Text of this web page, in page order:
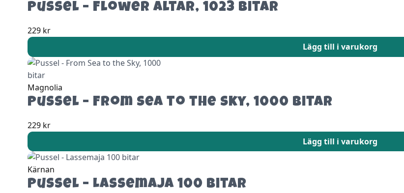
Pussel – Flower Altar, 1023 bitar
229 kr
Lägg till i varukorg
Magnolia
Pussel – From Sea to the Sky, 1000 bitar
229 kr
Lägg till i varukorg
Kärnan
Pussel – Lassemaja 100 bitar